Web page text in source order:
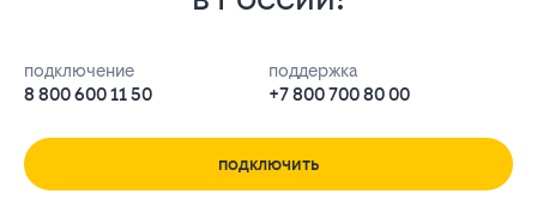
подключение
8 800 600 11 50
поддержка
+7 800 700 80 00
подключить